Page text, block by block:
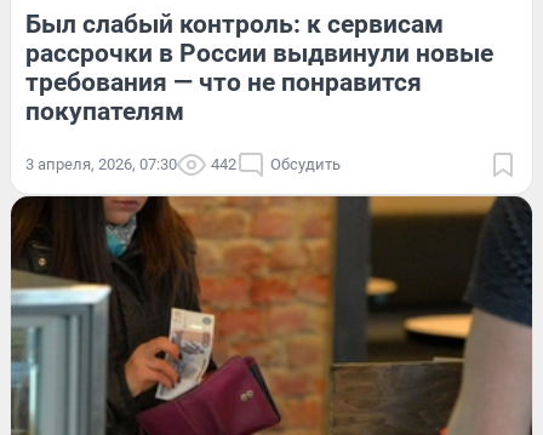
Был слабый контроль: к сервисам
рассрочки в России выдвинули новые
требования — что не понравится
покупателям
3 апреля, 2026, 07:30 442 Обсудить